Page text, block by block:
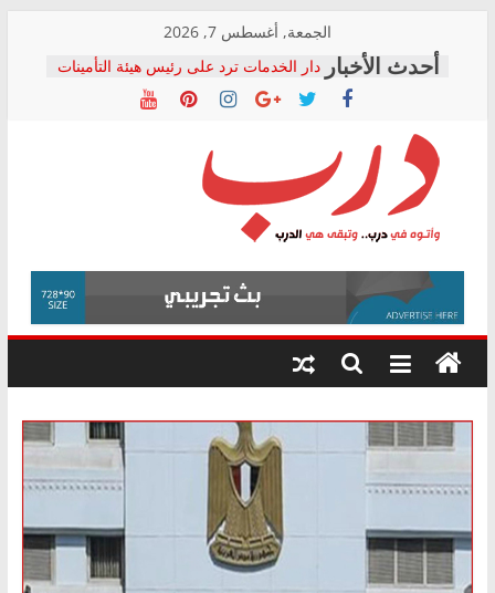
content
الجمعة, أغسطس 7, 2026
دار الخدمات ترد على رئيس هيئة التأمينات
بعد مؤتمره الصحفي: إنكار الأزمة لا ينهي
معاناة أصحاب المعاشات.. ونطالب بكشف
فرحات سليمان يكتب: القطاع الصحي إلى
أين؟
حزب التحالف الشعبي يطلق لجنة “الحق
في الصحة” بالإسكندرية لرصد الانتهاكات
ودعم المرضى
الوزاري لمدينة الصحفيين.. وانتهاء أعمال
إنشاء المبنى الإداري
المجلس القومي لحقوق الإنسان يعلن
متابعة قضية الدكتور محمد زهران.. ويؤكد:
قرينة البراءة وضمانات المحاكمة العادلة
درب
وأتوه
درب..
وتبقى
هي